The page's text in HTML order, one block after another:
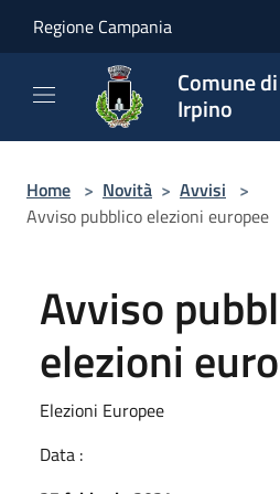
Regione Campania
Comune
Irpino
Home > Novità > Avvisi >
Avviso pubblico elezioni europee
Avviso
elezioni
Elezioni Europee
Data :